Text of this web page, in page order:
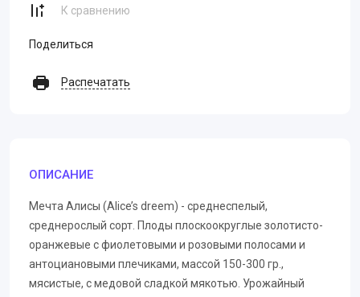
К сравнению
Поделиться
Распечатать
ОПИСАНИЕ
Мечта Алисы (Alice’s dreem) - среднеспелый,
среднерослый сорт. Плоды плоскоокруглые золотисто-
оранжевые с фиолетовыми и розовыми полосами и
антоциановыми плечиками, массой 150-300 гр.,
мясистые, с медовой сладкой мякотью. Урожайный